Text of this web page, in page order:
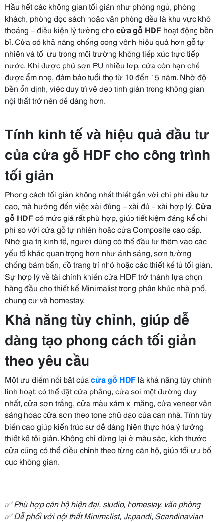
Hầu hết các không gian tối giản như phòng ngủ, phòng
khách, phòng đọc sách hoặc văn phòng đều là khu vực khô
thoáng – điều kiện lý tưởng chocửa gỗ HDF hoạt động bền
bỉ. Cửa có khả năng chống cong vênh hiệu quả hơn gỗ tự
nhiên và tối ưu trong môi trường không tiếp xúc trực tiếp
nước. Khi được phủ sơn PU nhiều lớp, cửa còn hạn chế
được ẩm nhẹ, đảm bảo tuổi thọ từ 10 đến 15 năm. Nhờ độ
bền ổn định, việc duy trì vẻ đẹp tinh giản trong không gian
nội thất trở nên dễ dàng hơn.
Tính kinh tế và hiệu quả đầu tư
của cửa gỗ HDF cho công trình
tối giản
Phong cách tối giản không nhất thiết gắn với chi phí đầu tư
cao, mà hướng đến việc xài đúng – xài đủ – xài hợp lý.Cửa
gỗ HDFcó mức giá rất phù hợp, giúp tiết kiệm đáng kể chi
phí so với cửa gỗ tự nhiên hoặc cửa Composite cao cấp.
Nhờ giá trị kinh tế, người dùng có thể đầu tư thêm vào các
yếu tố khác quan trọng hơn như ánh sáng, sơn tường
chống bám bẩn, đồ trang trí nhỏ hoặc các thiết kế tủ tối giản.
Sự hợp lý về tài chính khiến cửa HDF trở thành lựa chọn
hàng đầu cho thiết kế Minimalist trong phân khúc nhà phố,
chung cư và homestay.
Khả năng tùy chỉnh, giúp dễ
dàng tạo phong cách tối giản
theo yêu cầu
Một ưu điểm nổi bật của cửa gỗ HDF là khả năng tùy chỉnh
linh hoạt: có thể đặt cửa phẳng, cửa soi một đường duy
nhất, cửa sơn trắng, cửa màu xám xi măng, cửa veneer vân
sáng hoặc cửa sơn theo tone chủ đạo của căn nhà. Tính tùy
biến cao giúp kiến trúc sư dễ dàng hiện thực hóa ý tưởng
thiết kế tối giản. Không chỉ dừng lại ở màu sắc, kích thước
cửa cũng có thể điều chỉnh theo từng căn hộ, giúp tối ưu bố
cục không gian.
✅ Phù hợp căn hộ hiện đại, studio, homestay, văn phòng
✅ Dễ phối với nội thất Minimalist, Japandi, Scandinavian